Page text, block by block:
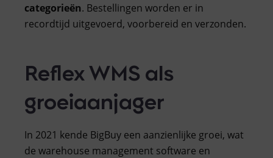
categorieën. Bestellingen worden er in
recordtijd uitgevoerd, voorbereid en verzonden.
Reflex WMS als
groeiaanjager
In 2021 kende BigBuy een aanzienlijke groei, wat
de warehouse management software en